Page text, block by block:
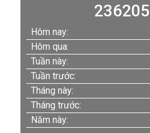
236205
Hôm nay:
Hôm qua:
Tuần này:
Tuần trước:
Tháng này:
Tháng trước:
Năm này: